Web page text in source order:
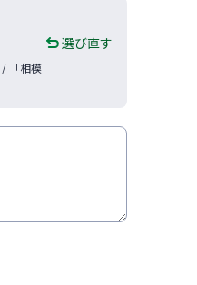
/ 「相模
選び直す